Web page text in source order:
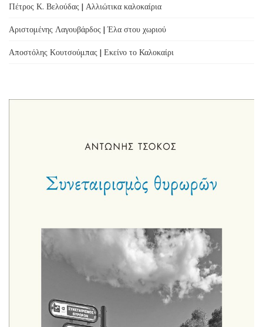
Πέτρος Κ. Βελούδας | Αλλιώτικα καλοκαίρια
Αριστομένης Λαγουβάρδος | Έλα στου χωριού
Αποστόλης Κουτσούμπας | Εκείνο το Καλοκαίρι